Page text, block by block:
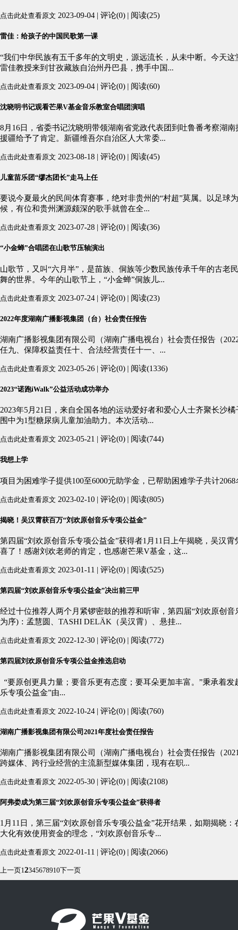
点击此处查看原文 2023-09-04 | 评论(0) | 阅读(25)
雷佳：给孩子的中国民歌第一课
“我们中华民族有五千多年的文明史，源远流长，从未中断。今天
雷佳教授来到甘孜藏族自治州丹巴县，携手中国...
点击此处查看原文 2023-09-04 | 评论(0) | 阅读(60)
沈晓明书记观看芒果V基金音乐教室合唱团演唱
8月16日，省委书记沈晓明带领湖南省党政代表团到吐鲁番考察湖
援疆给予了肯定。新疆维吾尔自治区人大常委...
点击此处查看原文 2023-08-18 | 评论(0) | 阅读(45)
儿童苗乐团“缪杰团长”走马上任
要说今夏最火的民间体育赛事，绝对非贵州的“村超”莫属。以足
候，有位和贵州渊源颇深的歌手就曾在全...
点击此处查看原文 2023-07-28 | 评论(0) | 阅读(36)
“小金蝉”合唱团在山歌节压轴演出
山歌节，又叫“六月半”，是苗族、侗族等少数民族传承千年的古老
舞的世界。今年的山歌节上，“小金蝉”侗族儿...
点击此处查看原文 2023-07-24 | 评论(0) | 阅读(23)
2022年度湖南广播影视集团（台）社会责任报告
湖南广播影视集团有限公司（湖南广播电视台）社会责任报告（
任九、保障权益责任十、合法经营责任十一、...
点击此处查看原文 2023-05-26 | 评论(0) | 阅读(1336)
2023“诺跑iWalk”公益活动成功举办
2023年5月21日，来自全国各地的运动爱好者和爱心人士齐聚长沙
围中为1型糖尿病儿童加油助力。本次活动...
点击此处查看原文 2023-05-21 | 评论(0) | 阅读(744)
我想上学
项目为困难学子提供100至6000元助学金，已帮助困难学子共计2068
点击此处查看原文 2023-02-10 | 评论(0) | 阅读(805)
揭晓！吴汉霄获百万“刘欢原创音乐专项公益金”
第四届“刘欢原创音乐专项公益金”获得者1月11日上午揭晓，吴汉
喜了！感谢刘欢老师的肯定，也感谢芒果V基金，这...
点击此处查看原文 2023-01-11 | 评论(0) | 阅读(525)
第四届“刘欢原创音乐专项公益金”决出前三甲
经过十位推荐人两个月紧锣密鼓的推荐和听审，第四届“刘欢原创
为序)：孟慧圆、TASHI DELÄK（吴汉霄）、悬挂...
点击此处查看原文 2022-12-30 | 评论(0) | 阅读(772)
第四届刘欢原创音乐专项公益金推选启动
“要原创更具力量；要音乐更有态度；要耳朵更加丰富。”秉承着
乐专项公益金”由...
点击此处查看原文 2022-10-24 | 评论(0) | 阅读(760)
湖南广播影视集团有限公司2021年度社会责任报告
湖南广播影视集团有限公司（湖南广播电视台）社会责任报告（
跨媒体、跨行业经营的主流新型媒体集团，现有在职...
点击此处查看原文 2022-05-30 | 评论(0) | 阅读(2108)
阿弗娄成为第三届“刘欢原创⾳乐专项公益⾦”获得者
1⽉11⽇，第三届“刘欢原创⾳乐专项公益⾦”花开结果，如期揭晓
⼤化有效使⽤资⾦的理念，“刘欢原创⾳乐专...
点击此处查看原文 2022-01-11 | 评论(0) | 阅读(2066)
上一页12345678910下一页